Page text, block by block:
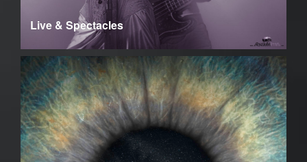
Live & Spectacles